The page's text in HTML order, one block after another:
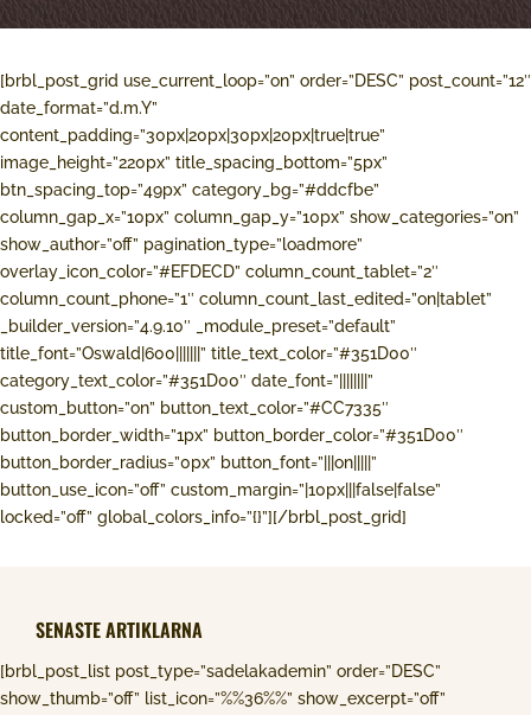
[brbl_post_grid use_current_loop=”on” order=”DESC” post_count=”12″
date_format=”d.m.Y”
content_padding=”30px|20px|30px|20px|true|true”
image_height=”220px” title_spacing_bottom=”5px”
btn_spacing_top=”49px” category_bg=”#ddcfbe”
column_gap_x=”10px” column_gap_y=”10px” show_categories=”on”
show_author=”off” pagination_type=”loadmore”
overlay_icon_color=”#EFDECD” column_count_tablet=”2″
column_count_phone=”1″ column_count_last_edited=”on|tablet”
_builder_version=”4.9.10″ _module_preset=”default”
title_font=”Oswald|600|||||||” title_text_color=”#351D00″
category_text_color=”#351D00″ date_font=”||||||||”
custom_button=”on” button_text_color=”#CC7335″
button_border_width=”1px” button_border_color=”#351D00″
button_border_radius=”0px” button_font=”|||on|||||”
button_use_icon=”off” custom_margin=”|10px|||false|false”
locked=”off” global_colors_info=”{}”][/brbl_post_grid]
SENASTE ARTIKLARNA
[brbl_post_list post_type=”sadelakademin” order=”DESC”
show_thumb=”off” list_icon=”%%36%%” show_excerpt=”off”